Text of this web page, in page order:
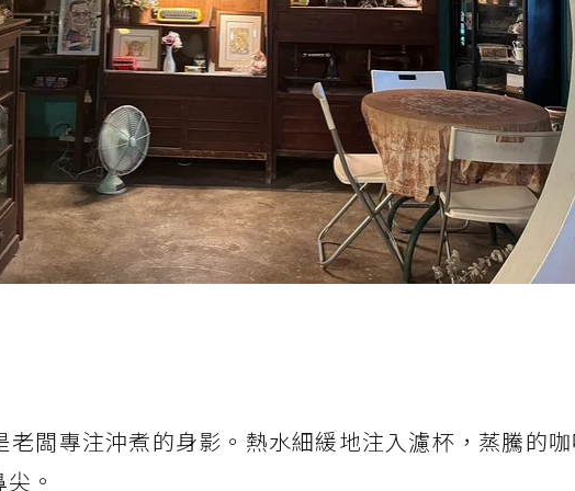
老闆專注沖煮的身影。熱水細緩地注入濾杯，蒸騰的
。